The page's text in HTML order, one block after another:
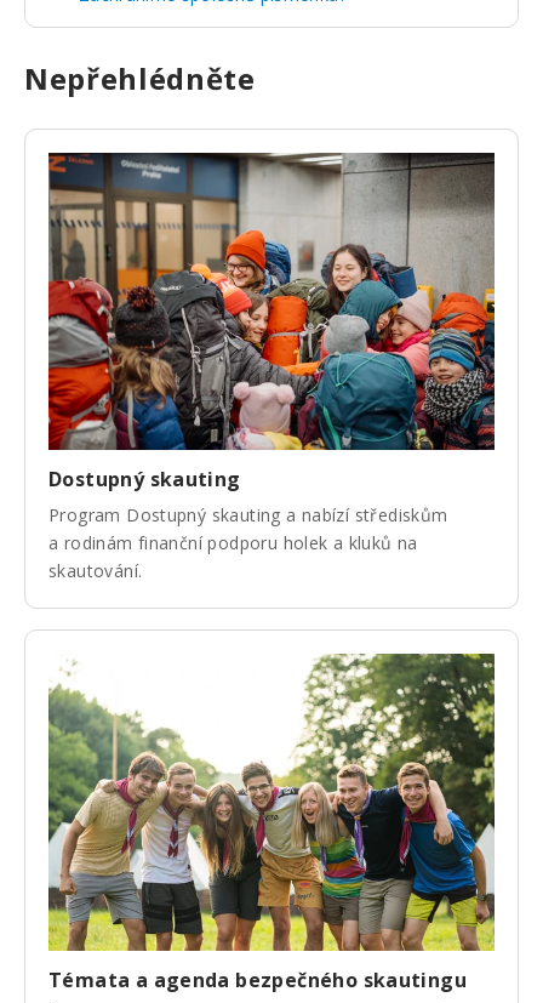
Nepřehlédněte
Dostupný skauting
Program Dostupný skauting a nabízí střediskům
a rodinám finanční podporu holek a kluků na
skautování.
Témata a agenda bezpečného skautingu